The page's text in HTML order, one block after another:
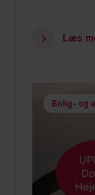
Læs
Bolig- og